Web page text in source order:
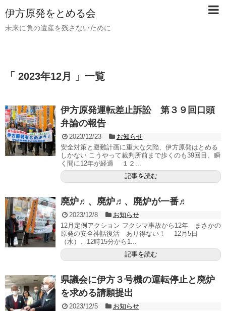
伊方原発をとめる会
未来に負の遺産を残さないために
「 2023年12月 」一覧
伊方原発運転差止訴訟 第３９回口頭
弁論の報告
2023/12/23
お知らせ
安全対策と避難計画に重大な欠陥、伊方原発はとめる
しかない こうやって裁判所前まで歩くのも39回目、瞬
く間に12年が経過 １２...
記事を読む
廃炉♬、廃炉♬、廃炉が一番♬
2023/12/8
お知らせ
12月定例アクション フクシマ事故から12年 まさかの
原発の安全神話復活 あり得ない！ 12月5日
（水）、12時15分から1...
記事を読む
県議会に伊方３号機の運転停止と廃炉
を求める請願提出
2023/12/5
お知らせ